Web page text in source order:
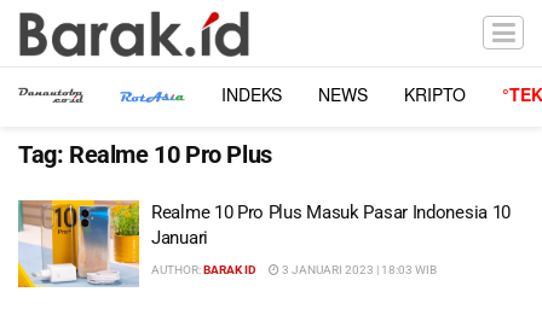
INDEKS NEWS KRIPTO
Tag: Realme 10 Pro Plus
Realme 10 Pro Plus Masuk Pasar Indonesia 10
Januari
AUTHOR:BARAK ID 3 JANUARI 2023 | 18:03 WIB